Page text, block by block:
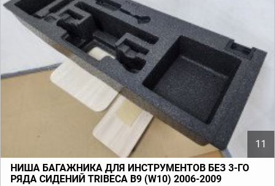
11
НИША БАГАЖНИКА ДЛЯ ИНСТРУМЕНТОВ БЕЗ 3-ГО
РЯДА СИДЕНИЙ TRIBECA B9 (W10) 2006-2009